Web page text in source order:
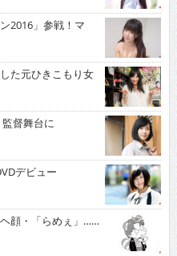
2016」参戦！マ
た元ひきこもり女
督舞台に
デビュー
顔・「らめぇ」……